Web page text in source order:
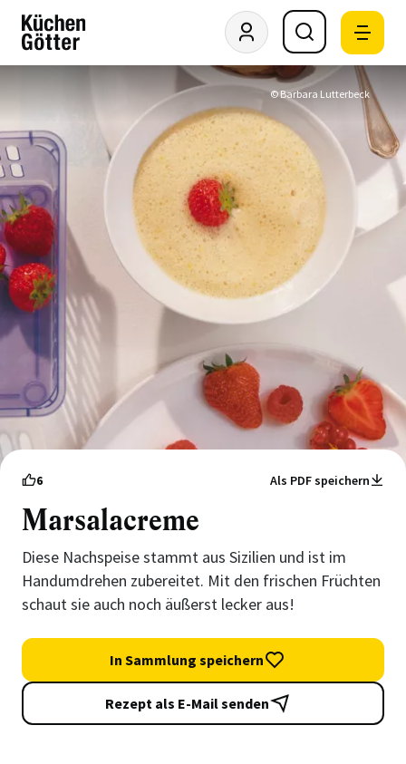
© Barbara Lutterbeck
6 Als PDF speichern
Marsalacreme
Diese Nachspeise stammt aus Sizilien und ist im
Handumdrehen zubereitet. Mit den frischen Früchten
schaut sie auch noch äußerst lecker aus!
In Sammlung speichern
Rezept als E-Mail senden